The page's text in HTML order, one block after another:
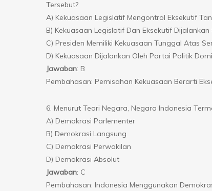
Tersebut?
A) Kekuasaan Legislatif Mengontrol Eksekutif
B) Kekuasaan Legislatif Dan Eksekutif
C) Presiden Memiliki Kekuasaan Tunggal Atas
D) Kekuasaan Dijalankan Oleh Partai Politik
Jawaban: B
Pembahasan: Pemisahan Kekuasaan Berarti
6. Menurut Teori Negara, Negara Indonesia
A) Demokrasi Parlementer
B) Demokrasi Langsung
C) Demokrasi Perwakilan
D) Demokrasi Absolut
Jawaban: C
Pembahasan: Indonesia Menggunakan